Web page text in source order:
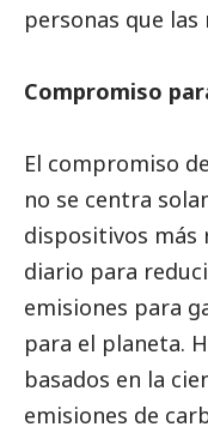
personas que las
Compromiso
El compromiso de
no se centra
dispositivos más
diario para
emisiones para
para el planeta.
basados en la
emisiones de